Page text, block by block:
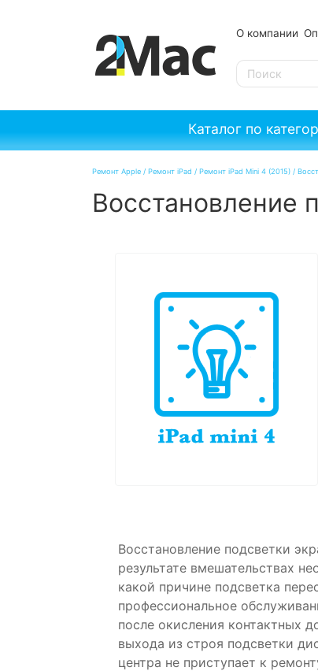
О компании
SE
Каталог по
Ремонт Apple / Ремонт iPad / Ремонт iPad Mini 4 (2015) /
Восстановление
Восстановление подсветки
результате вмешательствах
какой причине подсветка
профессиональное
после окисления контактных
выхода из строя подсветки
центра не приступает к